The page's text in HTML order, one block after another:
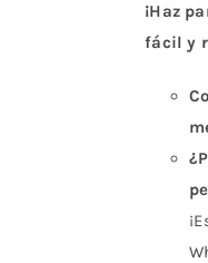
¡Haz
fácil y